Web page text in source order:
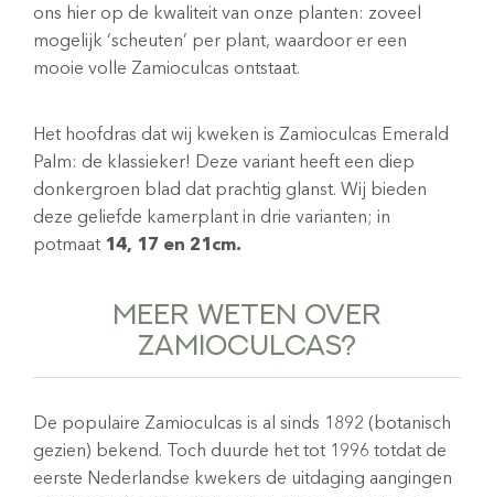
ons hier op de kwaliteit van onze planten: zoveel
mogelijk ‘scheuten’ per plant, waardoor er een
mooie volle Zamioculcas ontstaat.
Het hoofdras dat wij kweken is Zamioculcas Emerald
Palm: de klassieker! Deze variant heeft een diep
donkergroen blad dat prachtig glanst. Wij bieden
deze geliefde kamerplant in drie varianten; in
potmaat 14, 17 en 21cm.
MEER WETEN OVER
ZAMIOCULCAS?
De populaire Zamioculcas is al sinds 1892 (botanisch
gezien) bekend. Toch duurde het tot 1996 totdat de
eerste Nederlandse kwekers de uitdaging aangingen